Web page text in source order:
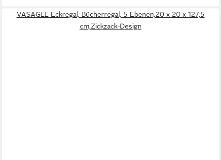
VASAGLE Eckregal, Bücherregal, 5 Ebenen,20 x 20 x 127,5
cm,Zickzack-Design